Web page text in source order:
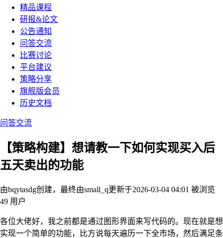
精品课程
研报&论文
公告通知
问答交流
比赛讨论
平台建议
策略分享
旗舰版会员
历史文档
问答交流
【策略构建】想请教一下如何实现买入后
五天卖出的功能
由bqytasdg创建，最终由small_q更新于2026-03-04 04:01 被浏览
49 用户
各位大佬好，我之前都是通过图形界面来写代码的。现在就是想
实现一个简单的功能，比方说每天遍历一下全市场，然后满足条